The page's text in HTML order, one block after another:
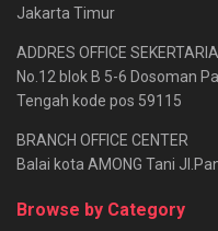
Jakarta Timur
ADDRES OFFICE
No.12 blok B 5-6 Dosoman
Tengah kode pos 59115
BRANCH OFFICE CENTER
Balai kota AMONG Tani
Browse by Category